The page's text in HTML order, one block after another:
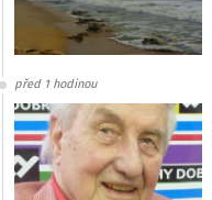
před 1 hodinou